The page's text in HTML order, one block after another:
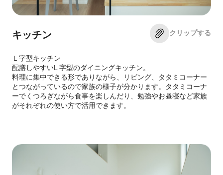
キッチン
Ｌ字型キッチン
配膳しやすいL 字型のダイニングキッチン。
料理に集中できる形でありながら、リビング、タタミコーナー
とつながっているので家族の様子が分かります。タタミコーナ
ーでくつろぎながら食事を楽しんだり、勉強やお昼寝など家族
がそれぞれの使い方で活用できます。
クリップする